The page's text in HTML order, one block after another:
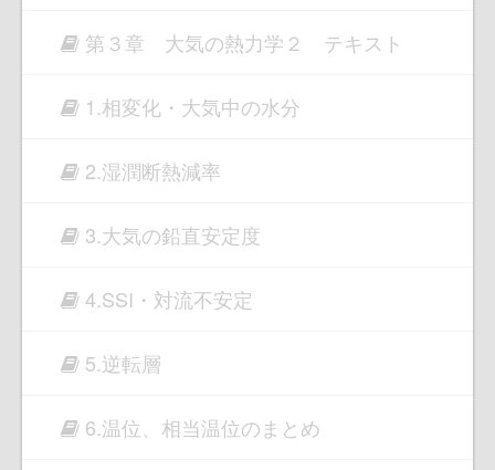
第３章 大気の熱力学２ テキスト
1.相変化・大気中の水分
2.湿潤断熱減率
3.大気の鉛直安定度
4.SSI・対流不安定
5.逆転層
6.温位、相当温位のまとめ